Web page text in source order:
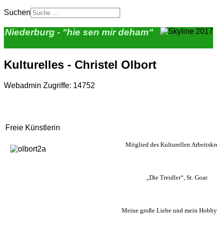
Suchen
Niederburg - "hie sen mir deham"
Kulturelles - Christel Olbort
Webadmin Zugriffe: 14752
Freie Künstlerin
Mitglied des Kulturellen
„Die Treidler“, St. Goar
Meine große Liebe und mein